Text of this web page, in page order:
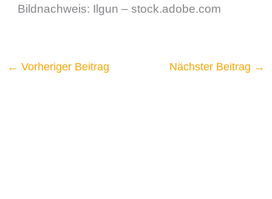
Bildnachweis: Ilgun – stock.adobe.com
← Vorheriger Beitrag Nächster Beitrag →